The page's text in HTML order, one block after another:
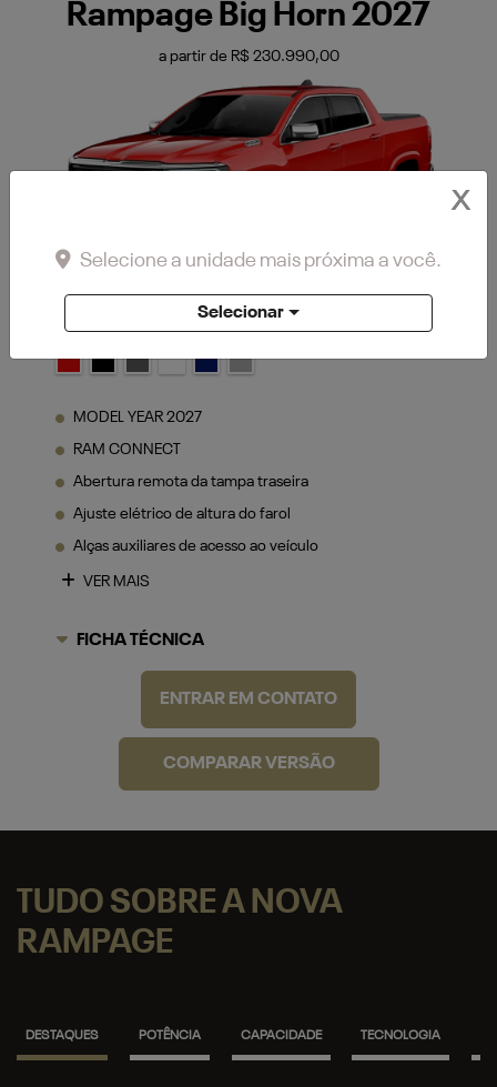
Rampage Big Horn 2027
a partir de R$ 230.990,00
MODEL YEAR 2027
RAM CONNECT
Abertura remota da tampa traseira
Ajuste elétrico de altura do farol
Alças auxiliares de acesso ao veículo
VER MAIS
FICHA TÉCNICA
ENTRAR EM CONTATO
COMPARAR VERSÃO
TUDO SOBRE A NOVA
RAMPAGE
DESTAQUES POTÊNCIA CAPACIDADE TECNOLOGIA
X
Selecione a unidade mais próxima a você.
Selecionar